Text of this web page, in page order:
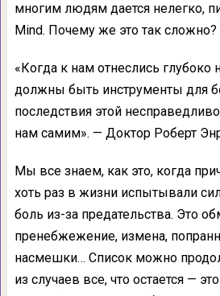
многим людям дается нелегко,
Mind. Почему же это так сложно?
«Когда к нам отнеслись глубоко
должны быть инструменты для
последствия этой
нам самим». — Доктор Роберт
Мы все знаем, как это, когда
хоть раз в жизни испытывали
боль из-за предательства. Это
пренебжежение, измена,
насмешки… Список можно
из случаев все, что остается —